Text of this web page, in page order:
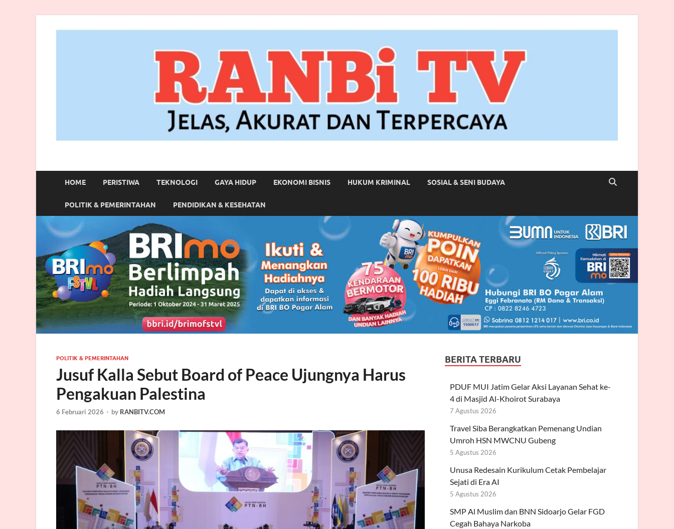
RANBITV.COM
HOME PERISTIWA TEKNOLOGI GAYA HIDUP EKONOMI BISNIS HUKUM KRIMINAL SOSIAL & SENI BUDAYA
POLITIK & PEMERINTAHAN PENDIDIKAN & KESEHATAN
POLITIK & PEMERINTAHAN
Jusuf Kalla Sebut Board of Peace Ujungnya Harus
Pengakuan Palestina
6 Februari 2026 - by RANBITV.COM
BERITA TERBARU
PDUF MUI Jatim Gelar Aksi Layanan Sehat ke-
4 di Masjid Al-Khoirot Surabaya
7 Agustus 2026
Travel Siba Berangkatkan Pemenang Undian
Umroh HSN MWCNU Gubeng
5 Agustus 2026
Unusa Redesain Kurikulum Cetak Pembelajar
Sejati di Era AI
5 Agustus 2026
SMP Al Muslim dan BNN Sidoarjo Gelar FGD
Cegah Bahaya Narkoba